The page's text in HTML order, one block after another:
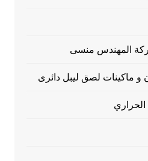
المهندس منسى
و ماكينات لصق ليبل دائرى